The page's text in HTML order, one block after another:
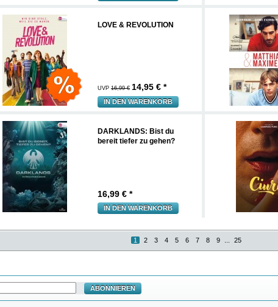
LOVE & REVOLUTION
UVP 16,99 € 14,95 € *
IN DEN WARENKORB
DARKLANDS: Bist du
bereit tiefer zu gehen?
16,99 € *
IN DEN WARENKORB
1 2 3 4 5 6 7 8 9 25
ABONNIEREN